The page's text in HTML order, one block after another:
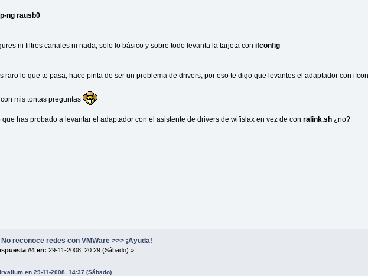
ng rausb0
ni filtres canales ni nada, solo lo básico y sobre todo levanta la tarjeta conifconfig
raro lo que te pasa, hace pinta de ser un problema de drivers, por eso te digo que levantes el adaptador con
mis tontas preguntas
que has probado a levantar el adaptador con el asistente de drivers de wifislax en vez de conralink.sh ¿no?
reconoce redes con VMWare >>> ¡Ayuda!
#4 en: 29-11-2008, 20:29 (Sábado) »
en 29-11-2008, 14:37 (Sábado)